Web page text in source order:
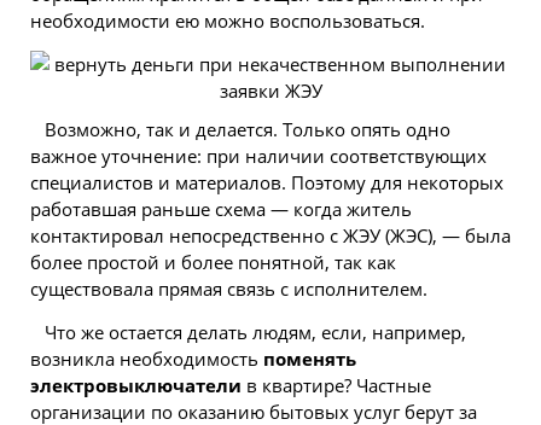
необходимости ею можно воспользоваться.
Возможно, так и делается. Только опять одно
важное уточнение: при наличии соответствующих
специалистов и материалов. Поэтому для некоторых
работавшая раньше схема — когда житель
контактировал непосредственно с ЖЭУ (ЖЭС), — была
более простой и более понятной, так как
существовала прямая связь с исполнителем.
Что же остается делать людям, если, например,
возникла необходимость поменять
электровыключатели в квартире? Частные
организации по оказанию бытовых услуг берут за